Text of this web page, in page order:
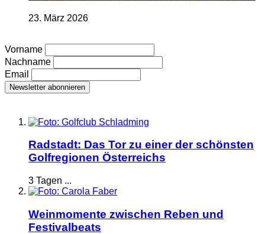
23. März 2026
Vorname
Nachname
Email
Radstadt: Das Tor zu einer der schönsten
Golfregionen Österreichs
3 Tagen ...
Weinmomente zwischen Reben und
Festivalbeats